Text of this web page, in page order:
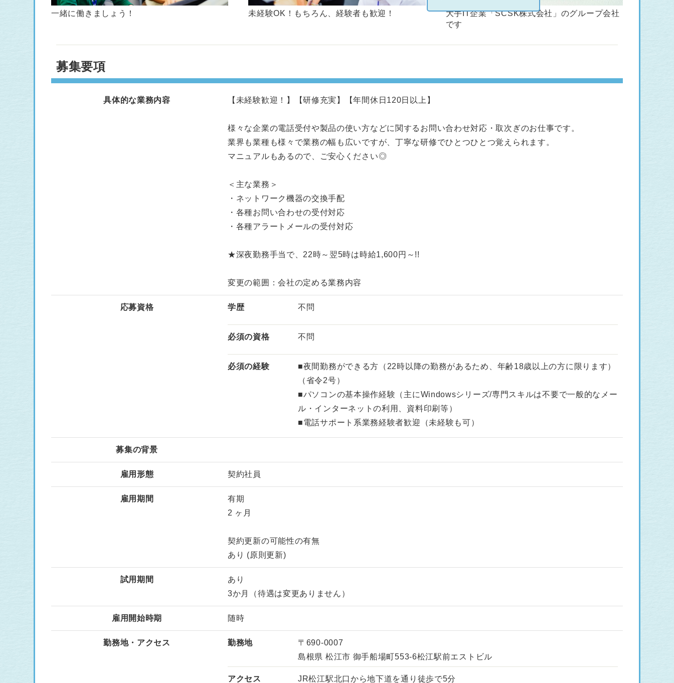
一緒に働きましょう！ 未経験OK！もちろん、経験者も歓迎！
大手IT企業「SCSK株式会社」のグループ会社
です
募集要項
具体的な業務内容 【未経験歓迎！】【研修充実】【年間休日120日以上】
様々な企業の電話受付や製品の使い方などに関するお問い合わせ対応・取次ぎのお仕事です。
業界も業種も様々で業務の幅も広いですが、丁寧な研修でひとつひとつ覚えられます。
マニュアルもあるので、ご安心ください◎
＜主な業務＞
・ネットワーク機器の交換手配
・各種お問い合わせの受付対応
・各種アラートメールの受付対応
★深夜勤務手当で、22時～翌5時は時給1,600円～!!
変更の範囲：会社の定める業務内容
応募資格 学歴 不問
必須の資格 不問
必須の経験
■夜間勤務ができる方（22時以降の勤務があるため、年齢18歳以上の方に限ります）
（省令2号）
■パソコンの基本操作経験（主にWindowsシリーズ/専門スキルは不要で一般的なメー
ル・インターネットの利用、資料印刷等）
■電話サポート系業務経験者歓迎（未経験も可）
募集の背景
雇用形態 契約社員
雇用期間
有期
2 ヶ月
契約更新の可能性の有無
あり (原則更新)
試用期間
あり
3か月（待遇は変更ありません）
雇用開始時期 随時
勤務地・アクセス 勤務地
〒690-0007
島根県 松江市 御手船場町553-6松江駅前エストビル
アクセス JR松江駅北口から地下道を通り徒歩で5分